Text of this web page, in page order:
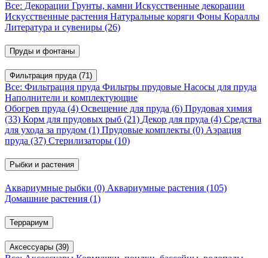
Все: Декорации Грунты, камни Искусственные декорации
Искусственные растения Натуральные коряги Фоны Кораллы
Литература и сувениры (26)
Пруды и фонтаны
Фильтрация пруда (71)
Все: Фильтрация пруда Фильтры прудовые Насосы для пруда
Наполнители и комплектующие
Обогрев пруда (4) Освещение для пруда (6) Прудовая химия
(33) Корм для прудовых рыб (21) Декор для пруда (4) Средства
для ухода за прудом (1) Прудовые комплекты (0) Аэрация
пруда (37) Стерилизаторы (10)
Рыбки и растения
Аквариумные рыбки (0) Аквариумные растения (105)
Домашние растения (1)
Террариум
Аксессуары (39)